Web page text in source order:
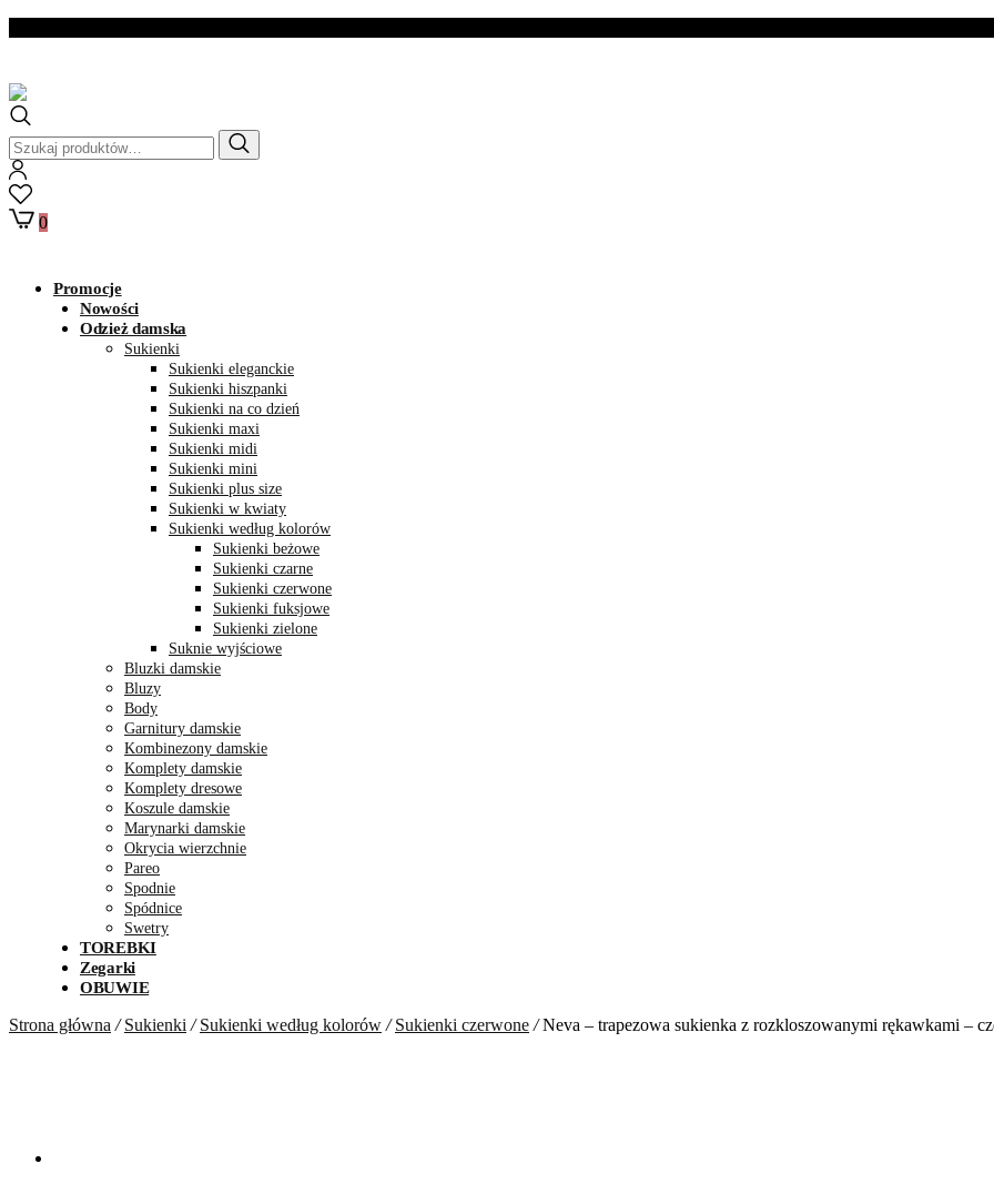
Szukaj:
0
Promocje
Nowości
Odzież damska
Sukienki
Sukienki eleganckie
Sukienki hiszpanki
Sukienki na co dzień
Sukienki maxi
Sukienki midi
Sukienki mini
Sukienki plus size
Sukienki w kwiaty
Sukienki według kolorów
Sukienki beżowe
Sukienki czarne
Sukienki czerwone
Sukienki fuksjowe
Sukienki zielone
Suknie wyjściowe
Bluzki damskie
Bluzy
Body
Garnitury damskie
Kombinezony damskie
Komplety damskie
Komplety dresowe
Koszule damskie
Marynarki damskie
Okrycia wierzchnie
Pareo
Spodnie
Spódnice
Swetry
TOREBKI
Zegarki
OBUWIE
Strona główna / Sukienki / Sukienki według kolorów / Sukienki czerwone /Neva – trapezowa sukienka z rozkloszowanymi rękawkami –